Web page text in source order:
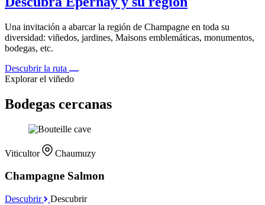
Una invitación a abarcar la región de Champagne en toda su
diversidad: viñedos, jardines, Maisons emblemáticas, monumentos,
bodegas, etc.
Descubrir la ruta
Explorar el viñedo
Bodegas cercanas
Viticultor Chaumuzy
Champagne Salmon
Descubrir Descubrir